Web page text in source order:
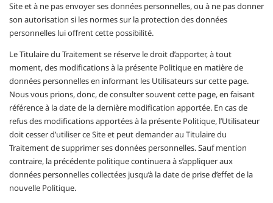
Site et à ne pas envoyer ses données personnelles, ou à ne pas donner
son autorisation si les normes sur la protection des données
personnelles lui offrent cette possibilité.
Le Titulaire du Traitement se réserve le droit d’apporter, à tout
moment, des modifications à la présente Politique en matière de
données personnelles en informant les Utilisateurs sur cette page.
Nous vous prions, donc, de consulter souvent cette page, en faisant
référence à la date de la dernière modification apportée. En cas de
refus des modifications apportées à la présente Politique, l’Utilisateur
doit cesser d’utiliser ce Site et peut demander au Titulaire du
Traitement de supprimer ses données personnelles. Sauf mention
contraire, la précédente politique continuera à s’appliquer aux
données personnelles collectées jusqu’à la date de prise d’effet de la
nouvelle Politique.